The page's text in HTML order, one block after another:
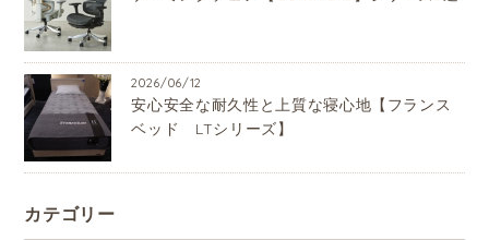
2026/06/12
安心安全な耐久性と上質な寝心地【フランス
ベッド LTシリーズ】
カテゴリー